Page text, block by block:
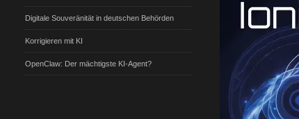
Digitale Souveränität in deutschen Behörden
Korrigieren mit KI
OpenClaw: Der mächtigste KI-Agent?